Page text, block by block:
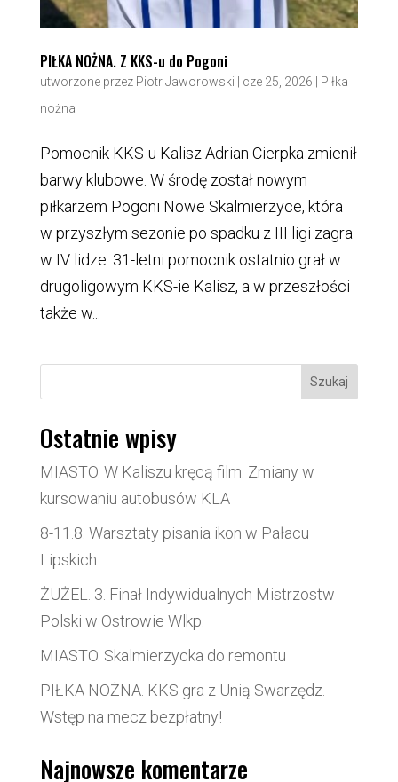
PIŁKA NOŻNA. Z KKS-u do Pogoni
utworzone przez Piotr Jaworowski cze 25, 2026
Piłka
nożna
Pomocnik KKS-u Kalisz Adrian Cierpka zmienił
barwy klubowe. W środę został nowym
piłkarzem Pogoni Nowe Skalmierzyce, która
w przyszłym sezonie po spadku z III ligi zagra
w IV lidze. 31-letni pomocnik ostatnio grał w
drugoligowym KKS-ie Kalisz, a w przeszłości
także w...
Szukaj
Ostatnie wpisy
MIASTO. W Kaliszu kręcą film. Zmiany w
kursowaniu autobusów KLA
8-11.8. Warsztaty pisania ikon w Pałacu
Lipskich
ŻUŻEL. 3. Finał Indywidualnych Mistrzostw
Polski w Ostrowie Wlkp.
MIASTO. Skalmierzycka do remontu
PIŁKA NOŻNA. KKS gra z Unią Swarzędz.
Wstęp na mecz bezpłatny!
Najnowsze komentarze